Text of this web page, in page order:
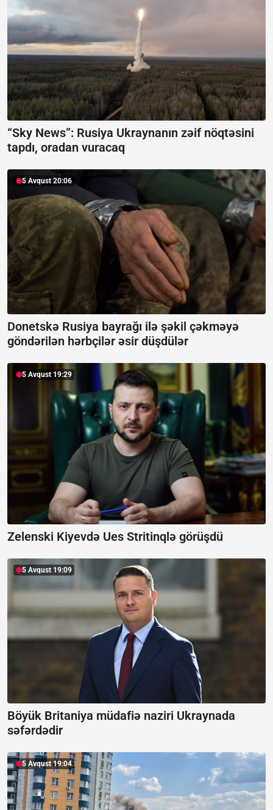
“Sky News”: Rusiya Ukraynanın zəif nöqtəsini
tapdı, oradan vuracaq
5 Avqust 20:06
Donetskə Rusiya bayrağı ilə şəkil çəkməyə
göndərilən hərbçilər əsir düşdülər
5 Avqust 19:29
Zelenski Kiyevdə Ues Stritinqlə görüşdü
5 Avqust 19:09
Böyük Britaniya müdafiə naziri Ukraynada
səfərdədir
5 Avqust 19:04